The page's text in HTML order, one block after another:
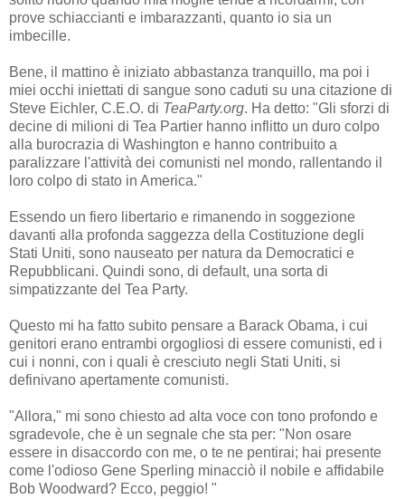
prove schiaccianti e imbarazzanti, quanto io sia un
imbecille.
Bene, il mattino è iniziato abbastanza tranquillo, ma poi i
miei occhi iniettati di sangue sono caduti su una citazione di
Steve Eichler, C.E.O. di TeaParty.org. Ha detto: "Gli sforzi di
decine di milioni di Tea Partier hanno inflitto un duro colpo
alla burocrazia di Washington e hanno contribuito a
paralizzare l'attività dei comunisti nel mondo, rallentando il
loro colpo di stato in America."
Essendo un fiero libertario e rimanendo in soggezione
davanti alla profonda saggezza della Costituzione degli
Stati Uniti, sono nauseato per natura da Democratici e
Repubblicani. Quindi sono, di default, una sorta di
simpatizzante del Tea Party.
Questo mi ha fatto subito pensare a Barack Obama, i cui
genitori erano entrambi orgogliosi di essere comunisti, ed i
cui i nonni, con i quali è cresciuto negli Stati Uniti, si
definivano apertamente comunisti.
"Allora," mi sono chiesto ad alta voce con tono profondo e
sgradevole, che è un segnale che sta per: "Non osare
essere in disaccordo con me, o te ne pentirai; hai presente
come l'odioso Gene Sperling minacciò il nobile e affidabile
Bob Woodward? Ecco, peggio! "